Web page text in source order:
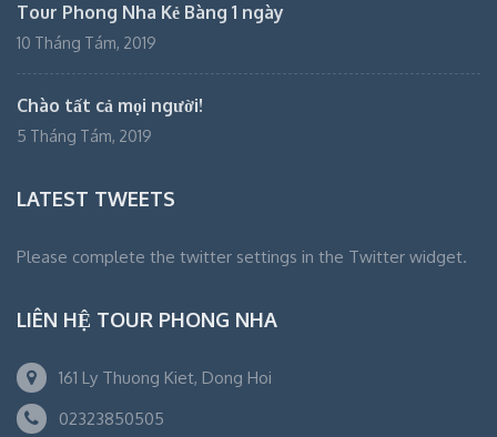
Tour Phong Nha Kẻ Bàng 1 ngày
10 Tháng Tám, 2019
Chào tất cả mọi người!
5 Tháng Tám, 2019
LATEST TWEETS
Please complete the twitter settings in the Twitter widget.
LIÊN HỆ TOUR PHONG NHA
161 Ly Thuong Kiet, Dong Hoi
02323850505